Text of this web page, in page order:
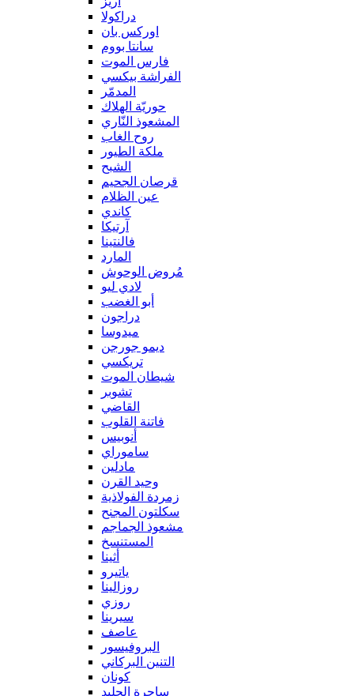
دراكولا
اوركس بان
سانتا بووم
فارس الموت
الفراشة بيكسي
المدمّر
حوريّة الهلاك
المشعوذ النّاري
روح الغاب
ملكة الطيور
الشبح
قرصان الجحيم
عين الظلام
كاندي
آرتيكا
فالنتينا
المارد
مُروض الوحوش
لادي ليو
أبو الغضب
دراجون
ميدوسا
ديمو جورجن
تريكسي
شيطان الموت
تشوبر
القاضي
فاتنة القلوب
أنوبيس
ساموراي
مادلين
وحيد القرن
زمردة الفولاذية
سكلتون المجنح
مشعوذ الجماجم
المستنسخ
أثينا
ياتيرو
روزالينا
روزي
سيرينا
عاصف
البروفيسور
التنين البركاني
كونان
ساحرة الجليد